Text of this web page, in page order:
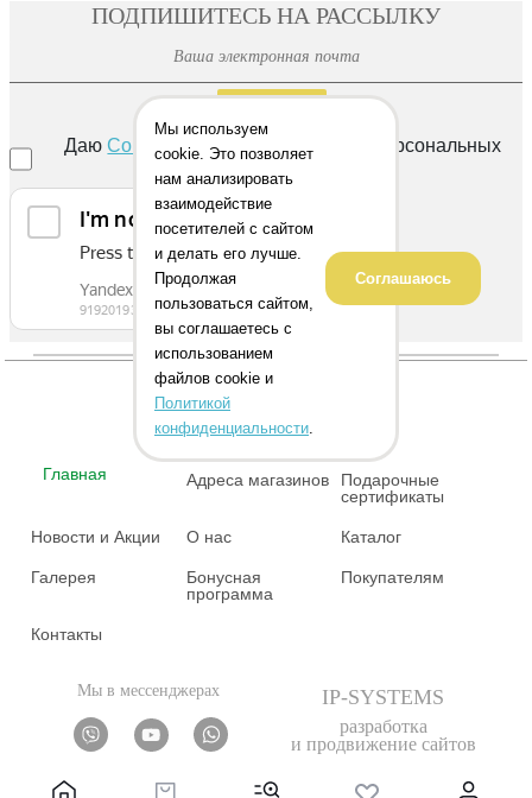
ПОДПИШИТЕСЬ НА РАССЫЛКУ
ДаюСогласиена обработку своих персональных
данных
Главная Адреса магазинов
Подарочные
сертификаты
Новости и Акции О нас Каталог
Галерея
Бонусная
программа
Покупателям
Контакты
Мы в мессенджерах IP-SYSTEMS
разработка
и продвижение сайтов
Мы используем
cookie. Это позволяет
нам анализировать
взаимодействие
посетителей с сайтом
и делать его лучше.
Продолжая
пользоваться сайтом,
вы соглашаетесь с
использованием
файлов cookie и
Политикой
конфиденциальности.
Соглашаюсь